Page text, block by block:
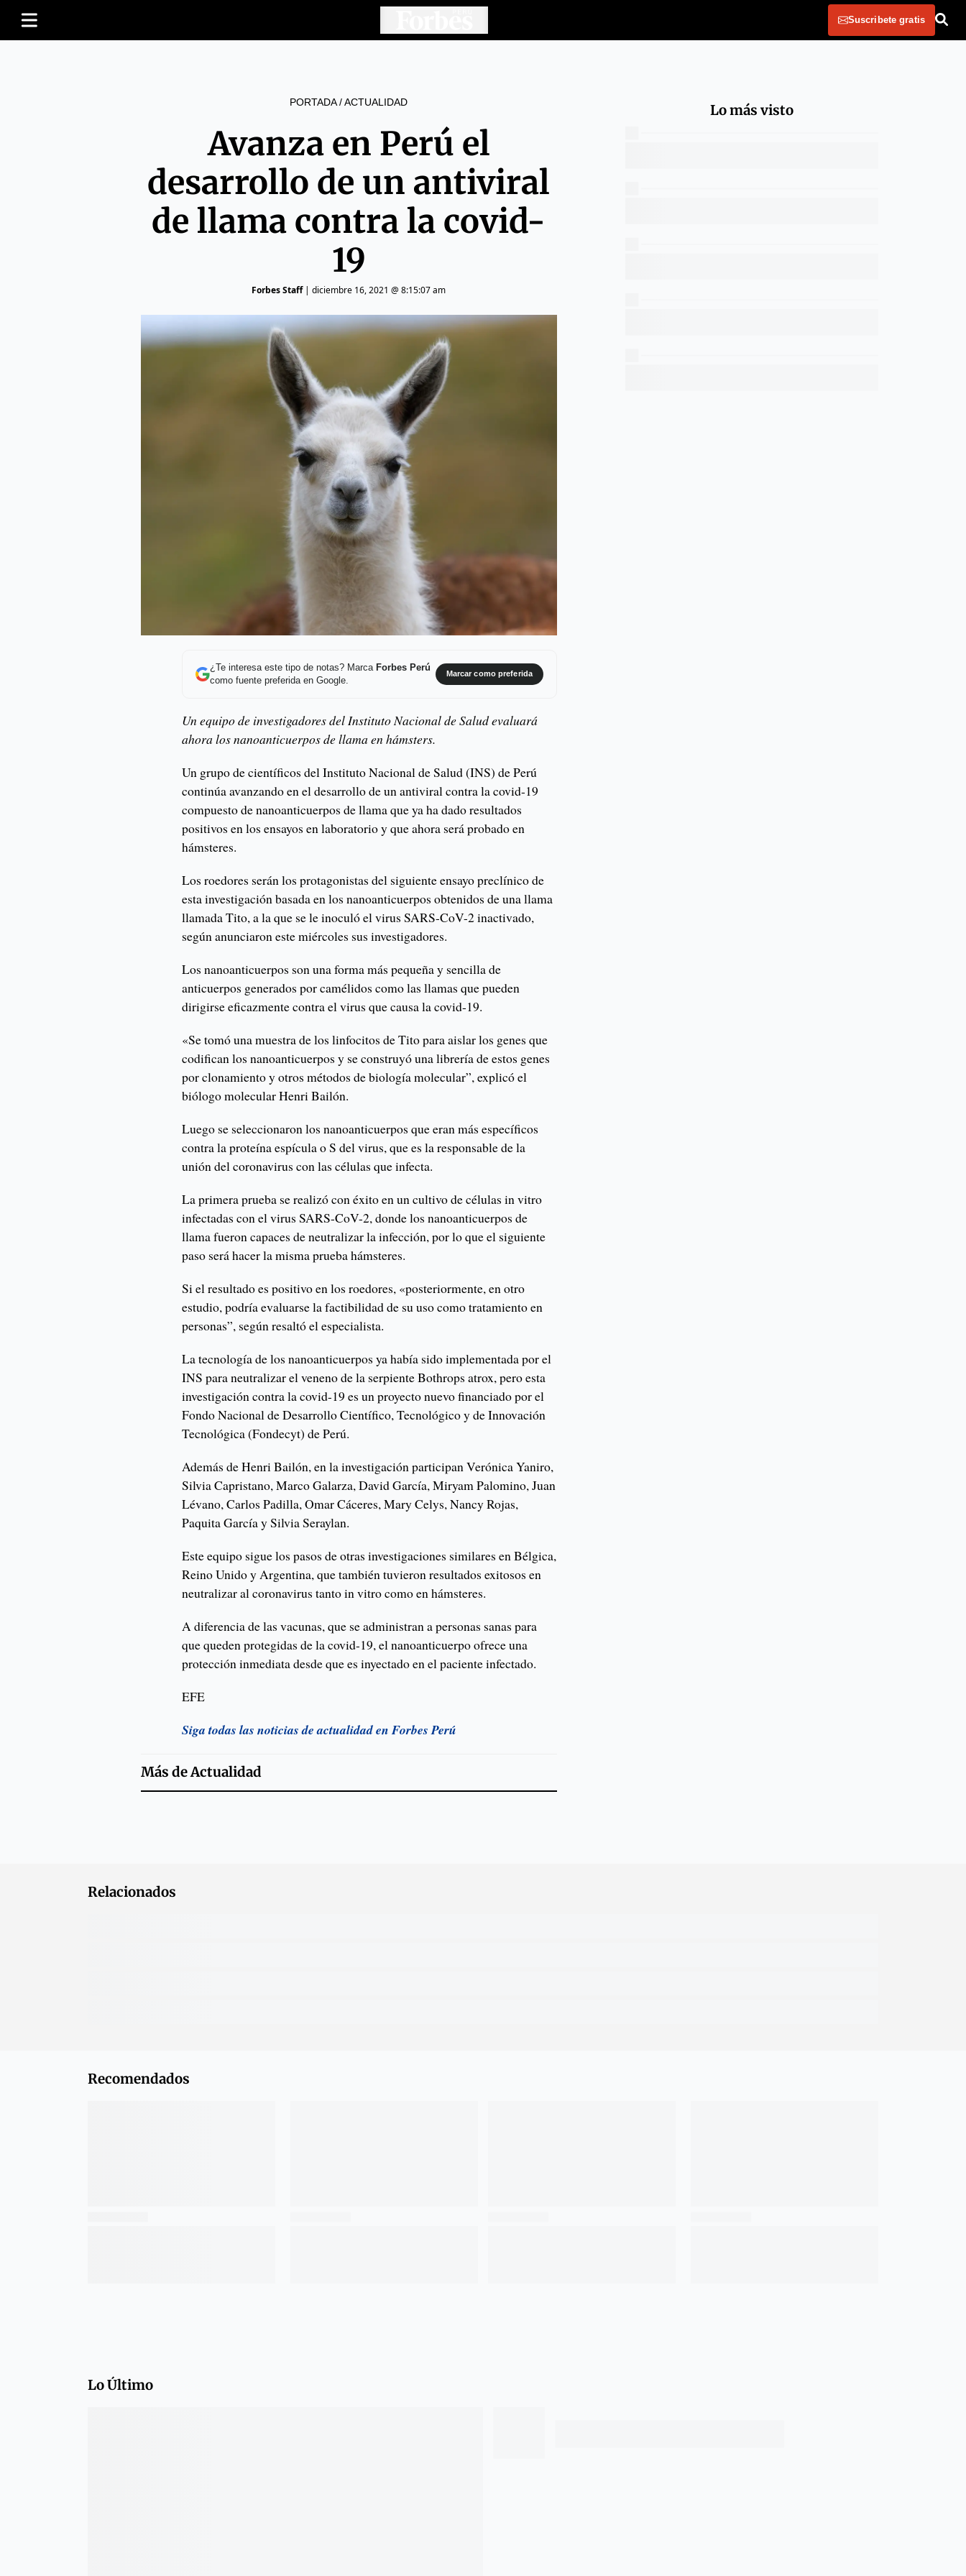
Suscribete gratis
PORTADA/ACTUALIDAD
Avanza en Perú el
desarrollo de un antiviral
de llama contra la covid-
19
Forbes Staff| diciembre 16, 2021 @ 8:15:07 am
¿Te interesa este tipo de notas? Marca Forbes Perú
como fuente preferida en Google.
Marcar como preferida
Un equipo de investigadores del Instituto Nacional de Salud evaluará
ahora los nanoanticuerpos de llama en hámsters.
Un grupo de científicos del Instituto Nacional de Salud (INS) de Perú
continúa avanzando en el desarrollo de un antiviral contra la covid-19
compuesto de nanoanticuerpos de llama que ya ha dado resultados
positivos en los ensayos en laboratorio y que ahora será probado en
hámsteres.
Los roedores serán los protagonistas del siguiente ensayo preclínico de
esta investigación basada en los nanoanticuerpos obtenidos de una llama
llamada Tito, a la que se le inoculó el virus SARS-CoV-2 inactivado,
según anunciaron este miércoles sus investigadores.
Los nanoanticuerpos son una forma más pequeña y sencilla de
anticuerpos generados por camélidos como las llamas que pueden
dirigirse eficazmente contra el virus que causa la covid-19.
«Se tomó una muestra de los linfocitos de Tito para aislar los genes que
codifican los nanoanticuerpos y se construyó una librería de estos genes
por clonamiento y otros métodos de biología molecular”, explicó el
biólogo molecular Henri Bailón.
Luego se seleccionaron los nanoanticuerpos que eran más específicos
contra la proteína espícula o S del virus, que es la responsable de la
unión del coronavirus con las células que infecta.
La primera prueba se realizó con éxito en un cultivo de células in vitro
infectadas con el virus SARS-CoV-2, donde los nanoanticuerpos de
llama fueron capaces de neutralizar la infección, por lo que el siguiente
paso será hacer la misma prueba hámsteres.
Si el resultado es positivo en los roedores, «posteriormente, en otro
estudio, podría evaluarse la factibilidad de su uso como tratamiento en
personas”, según resaltó el especialista.
La tecnología de los nanoanticuerpos ya había sido implementada por el
INS para neutralizar el veneno de la serpiente Bothrops atrox, pero esta
investigación contra la covid-19 es un proyecto nuevo financiado por el
Fondo Nacional de Desarrollo Científico, Tecnológico y de Innovación
Tecnológica (Fondecyt) de Perú.
Además de Henri Bailón, en la investigación participan Verónica Yaniro,
Silvia Capristano, Marco Galarza, David García, Miryam Palomino, Juan
Lévano, Carlos Padilla, Omar Cáceres, Mary Celys, Nancy Rojas,
Paquita García y Silvia Seraylan.
Este equipo sigue los pasos de otras investigaciones similares en Bélgica,
Reino Unido y Argentina, que también tuvieron resultados exitosos en
neutralizar al coronavirus tanto in vitro como en hámsteres.
A diferencia de las vacunas, que se administran a personas sanas para
que queden protegidas de la covid-19, el nanoanticuerpo ofrece una
protección inmediata desde que es inyectado en el paciente infectado.
EFE
Siga todas las noticias de actualidad en Forbes Perú
Más deActualidad
Lo más visto
Relacionados
Recomendados
Lo Último